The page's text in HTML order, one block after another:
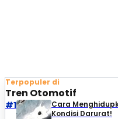
Terpopuler di
Tren Otomotif
#1
Cara
Kondisi Darurat!